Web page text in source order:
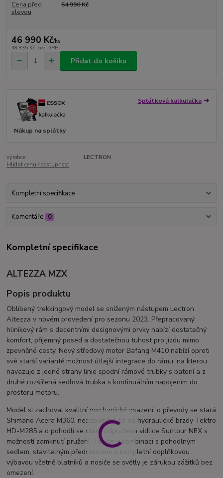
Cena před
slevou
54 990 Kč
46 990 Kč/ks
38 835 Kč bez DPH
Přidat do košíku
Splátková kalkulačka
Nákup na splátky
výrobce:
LECTRON
Hlídat cenu / dostupnost
Kompletní specifikace
Komentáře 0
Kompletní specifikace
ALTEZZA MZX
Popis produktu
Oblíbený trekkingový model se sníženým nástupem Lectron
Altezza v novém provedení pro sezonu 2023. Přepracovaný
hliníkový rám s decentními designovými prvky nabízí dostatečný
komfort, příjemný posed a dostatečnou tuhost pro jízdu mimo
zpevněné cesty. Nový středový motor Bafang M410 nabízí oproti
své starší variantě možnost útlejší integrace do rámu, na kterou
navazuje z jedné strany linie spodní rámové trubky s baterií a z
druhé rozšířená sedlová trubka s kontinuálním napojením do
prostoru motoru.
Model si zachoval kvalitní mechanické osazení, o převody se stará
Shimano Acera M360, nezapomíná se na hydraulické brzdy Tektro
HD-M285 a o pohodlí se stará odpružená vidlice Suntour NEX s
možností zamknutí pružení. To vše v kombinaci s pohodlným
sedlem, stavitelným představcem a kompletní doplňkovou
výbavou včetně blatníků a nosiče se světly je zárukou zážitků bez
omezení.